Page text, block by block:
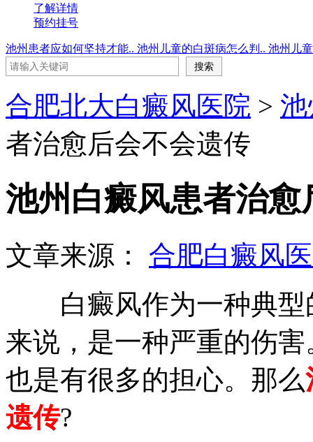
了解详情
预约挂号
池州患者应如何坚持才能.. 池州儿童的白斑病怎么判.. 池州儿
合肥北大白癜风医院 >
者治愈后会不会遗传
池州白癜风患者治愈
文章来源： 合肥白癜风
白癜风作为一种典型
来说，是一种严重的伤
也是有很多的担心。那么
遗传?